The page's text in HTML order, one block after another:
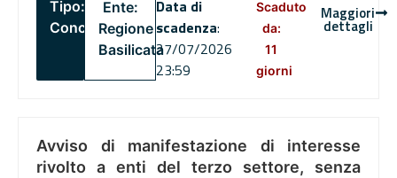
Tipo:
Concorsi
Ente:
Regione
Basilicata
Data di
scadenza:
27/07/2026
23:59
Scaduto
da:
11
giorni
Maggiori
dettagli
Avviso di manifestazione di interesse
rivolto a enti del terzo settore, senza